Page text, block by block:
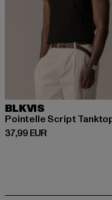
BLKVIS
Pointelle Script
37,99 EUR
Derzeitiger Preis: 37,99